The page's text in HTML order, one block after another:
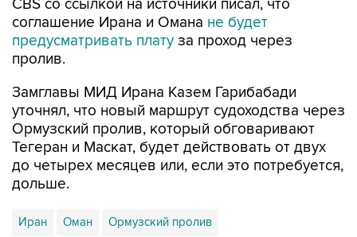
CBS со ссылкой на источники писал, что
соглашение Ирана и Омана не будет
предусматривать плату за проход через
пролив.
Замглавы МИД Ирана Казем Гарибабади
уточнял, что новый маршрут судоходства через
Ормузский пролив, который обговаривают
Тегеран и Маскат, будет действовать от двух
до четырех месяцев или, если это потребуется,
дольше.
Иран Оман Ормузский пролив